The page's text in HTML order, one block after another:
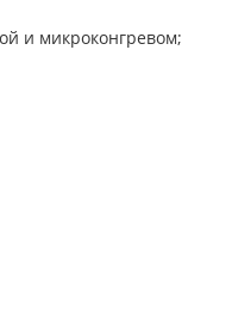
и микроконгревом;